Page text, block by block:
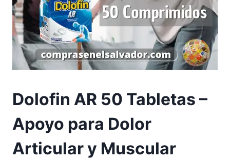
Dolofin AR 50 Tabletas –
Apoyo para Dolor
Articular y Muscular